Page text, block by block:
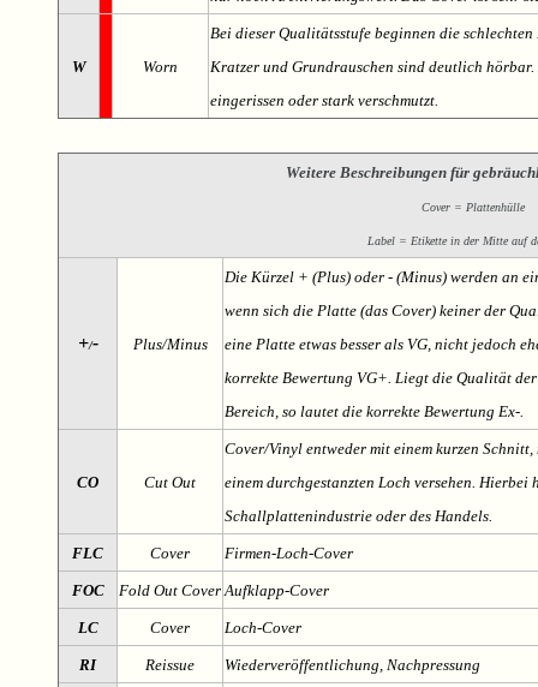
W Worn
Bei dieser Qualitätsstufe beginnen die
Kratzer und Grundrauschen sind deutlich
eingerissen oder stark verschmutzt.
Weitere Beschreibungen für
Cover = Plattenhülle
Label = Etikette in der Mitte auf
+/- Plus/Minus
Die Kürzel + (Plus) oder - (Minus) werden an
wenn sich die Platte (das Cover) keiner der
eine Platte etwas besser als VG, nicht jedoch
korrekte Bewertung VG+. Liegt die Qualität
Bereich, so lautet die korrekte Bewertung Ex-.
CO Cut Out
Cover/Vinyl entweder mit einem kurzen
einem durchgestanzten Loch versehen. Hierbei
Schallplattenindustrie oder des Handels.
FLC Cover Firmen-Loch-Cover
FOC Fold Out Cover Aufklapp-Cover
LC Cover Loch-Cover
RI Reissue Wiederveröffentlichung, Nachpressung